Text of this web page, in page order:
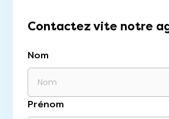
Contactez vite notre
Nom
Prénom